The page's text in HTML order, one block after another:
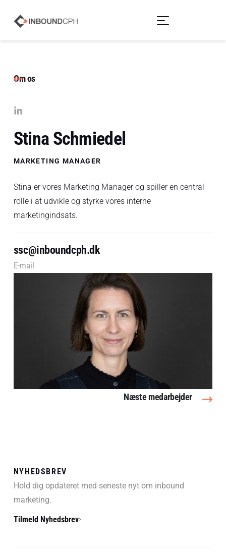
Om os
Stina Schmiedel
MARKETING MANAGER
Stina er vores Marketing Manager og spiller en central
rolle i at udvikle og styrke vores interne
marketingindsats.
ssc@inboundcph.dk
E-mail
Næste medarbejder
NYHEDSBREV
Hold dig opdateret med seneste nyt om inbound
marketing.
Tilmeld Nyhedsbrev